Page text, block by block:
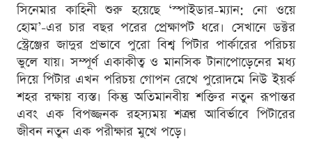
সিনেমার কাহিনী শুরু হয়েছে ‘স্পাইডার-ম্যান: নো ওয়ে
হোম’-এর চার বছর পরের প্রেক্ষাপট ধরে। সেখানে ডক্টর
স্ট্রেঞ্জের জাদুর প্রভাবে পুরো বিশ্ব পিটার পার্কারের পরিচয়
ভুলে যায়। সম্পূর্ণ একাকীত্ব ও মানসিক টানাপোড়েনের মধ্য
দিয়ে পিটার এখন পরিচয় গোপন রেখে পুরোদমে নিউ ইয়র্ক
শহর রক্ষায় ব্যস্ত। কিন্তু অতিমানবীয় শক্তির নতুন রূপান্তর
এবং এক বিপজ্জনক রহস্যময় শত্রুর আবির্ভাবে পিটারের
জীবন নতুন এক পরীক্ষার মুখে পড়ে।